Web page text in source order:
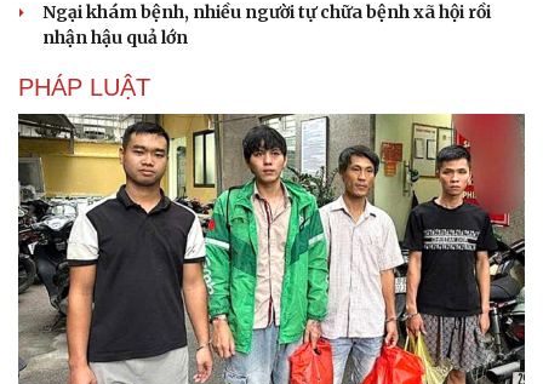
Ngại khám bệnh, nhiều người tự chữa bệnh xã hội rồi
nhận hậu quả lớn
PHÁP LUẬT